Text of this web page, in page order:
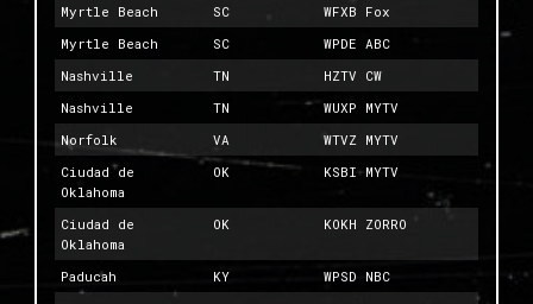
Myrtle Beach
SC
WFXB Fox
Myrtle Beach
SC
WPDE ABC
Nashville
TN
HZTV CW
Nashville
TN
WUXP MYTV
Norfolk
VA
WTVZ MYTV
Ciudad de
Oklahoma
OK KSBI MYTV
Ciudad de
Oklahoma
OK KOKH ZORRO
Paducah KY
WPSD NBC